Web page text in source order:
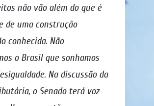
não vão além do que é
de uma construção
conhecida. Não
o Brasil que sonhamos
Na discussão da
o Senado terá voz